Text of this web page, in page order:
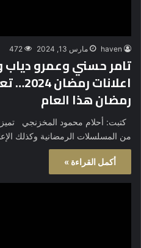
haven مارس 13, 2024 472
تامر حسني وعمرو دياب
رمضان هذا العام
من المسلسلات الرمضانية وكذلك
أكمل القراءة »